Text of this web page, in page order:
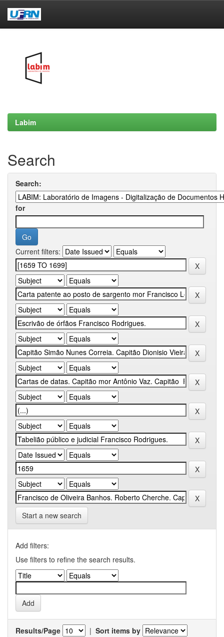
Labim
Search
Search:
for
Current filters:
Start a new search
Add filters:
Use filters to refine the search results.
Results/Page | Sort items by